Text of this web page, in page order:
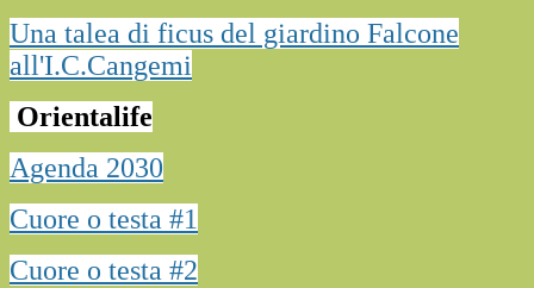
Una talea di ficus del giardino Falcone
all'I.C.Cangemi
Orientalife
Agenda 2030
Cuore o testa #1
Cuore o testa #2